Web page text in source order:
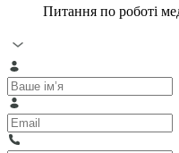
Питання по роботі